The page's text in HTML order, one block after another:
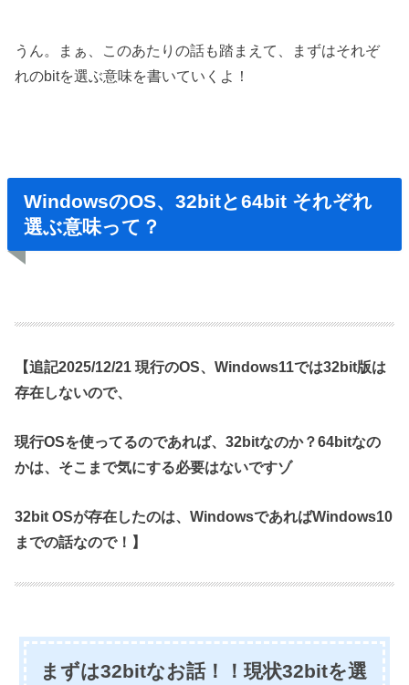
うん。まぁ、このあたりの話も踏まえて、まずはそれぞ
れのbitを選ぶ意味を書いていくよ！
WindowsのOS、32bitと64bit それぞれ
選ぶ意味って？
【追記2025/12/21 現行のOS、Windows11では32bit版は
存在しないので、
現行OSを使ってるのであれば、32bitなのか？64bitなの
かは、そこまで気にする必要はないですゾ
32bit OSが存在したのは、WindowsであればWindows10
までの話なので！】
まずは32bitなお話！！ 現状32bitを選